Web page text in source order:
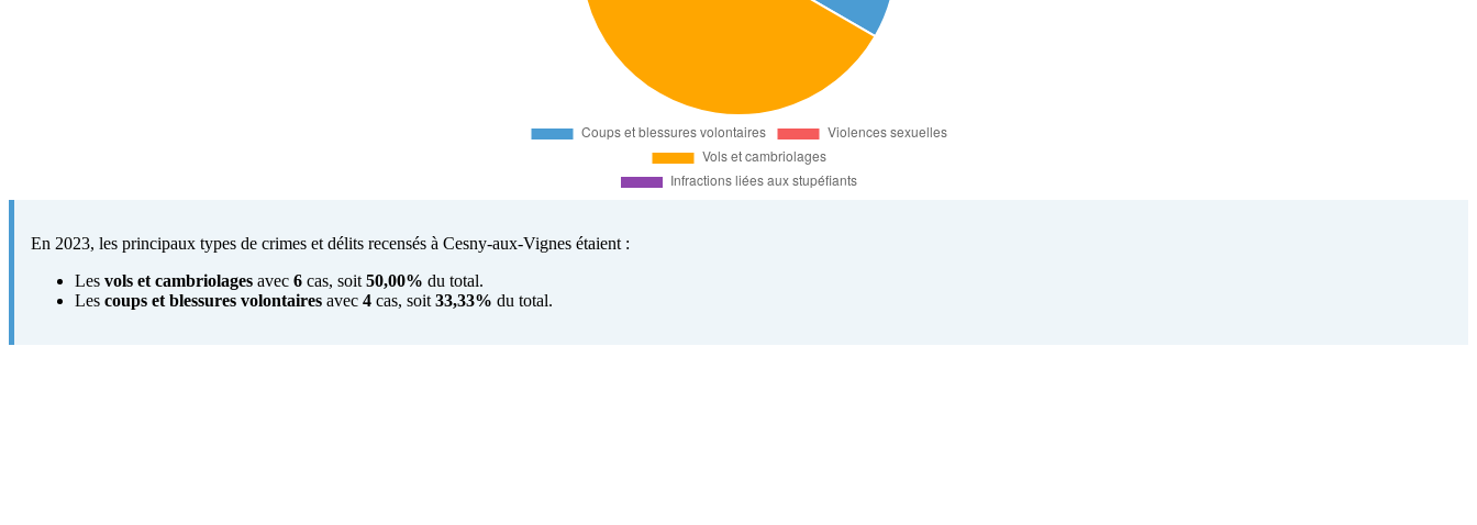
En 2023, les principaux types de crimes et délits recensés à Cesny-aux-Vignes étaient :
Les vols et cambriolages avec 6 cas, soit 50,00% du total.
Les coups et blessures volontaires avec 4 cas, soit 33,33% du total.